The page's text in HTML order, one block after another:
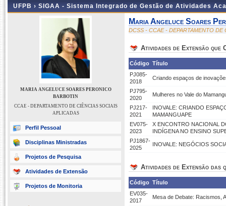
UFPB › SIGAA - Sistema Integrado de Gestão de Atividades
MARIA ANGELUCE SOARES PERONICO
BARBOTIN
CCAE - DEPARTAMENTO DE CIÊNCIAS SOCIAIS
APLICADAS
Perfil Pessoal
Disciplinas Ministradas
Projetos de Pesquisa
Atividades de Extensão
Projetos de Monitoria
Maria Angeluce Soares
DCSS - CCAE - DEPARTAMENTO DE
Atividades de Extensão que
Código Título
PJ085-
2018
Criando espaços de
PJ795-
2020
Mulheres no Vale do
PJ217-
2021
INOVALE: CRIANDO
MAMANGUAPE
EV075-
2023
X ENCONTRO NACIONAL
INDÍGENA NO ENSINO
PJ1867-
2025
INOVALE: NEGÓCIOS
Atividades de Extensão das
Código Título
EV035-
2017
Mesa de Debate: Racismos,